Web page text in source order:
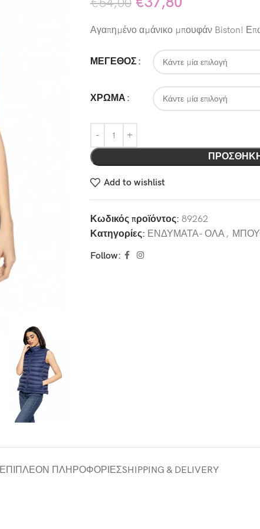
€54,00
Αγαπημένο αμάνικο μπουφάν Biston!
ΜΕΓΕΘΟΣ
ΧΡΩΜΑ
Add to wishlist
Κωδικός προϊόντος: 89262
Κατηγορίες: ΕΝΔΥΜΑΤΑ- ΟΛΑ,
Follow:
ΕΠΙΠΛΈΟΝ ΠΛΗΡΟΦΟΡΊΕΣSHIPPING & DELIVERY